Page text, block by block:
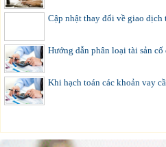
Cập nhật thay đổi về giao
Hướng dẫn phân loại tài sản
Khi hạch toán các khoản vay